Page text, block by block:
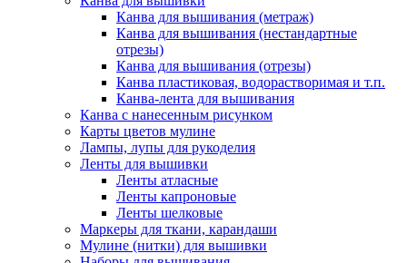
Канва для вышивания (метраж)
Канва для вышивания (нестандартные
отрезы)
Канва для вышивания (отрезы)
Канва пластиковая, водорастворимая и т.п.
Канва-лента для вышивания
Канва с нанесенным рисунком
Карты цветов мулине
Лампы, лупы для рукоделия
Ленты для вышивки
Ленты атласные
Ленты капроновые
Ленты шелковые
Маркеры для ткани, карандаши
Мулине (нитки) для вышивки